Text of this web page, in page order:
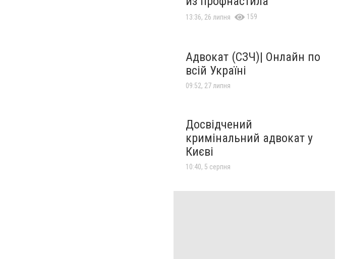
13:36, 26 липня 159
Адвокат (СЗЧ)| Онлайн по
всій Україні
09:52, 27 липня
Досвідчений
кримінальний адвокат у
Києві
10:40, 5 серпня